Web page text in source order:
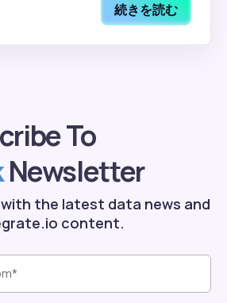
続きを読む
To
Newsletter
the latest data news and
content.